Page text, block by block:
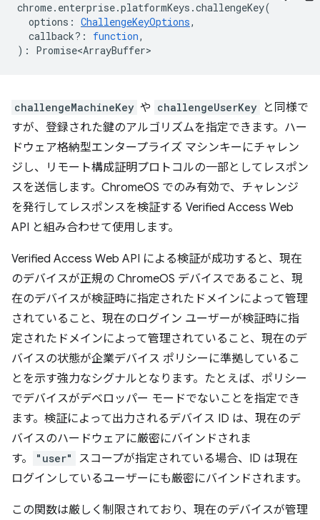
chrome. enterprise.platformKeys .challengeKey(
options : ChallengeKeyOptions,
callback? : function,
) : Promise<ArrayBuffer>
challengeMachineKey や challengeUserKey と同様で
すが、登録された鍵のアルゴリズムを指定できます。ハー
ドウェア格納型エンタープライズ マシンキーにチャレン
ジし、リモート構成証明プロトコルの一部としてレスポン
スを送信します。ChromeOS でのみ有効で、チャレンジ
を発行してレスポンスを検証する Verified Access Web
API と組み合わせて使用します。
Verified Access Web API による検証が成功すると、現在
のデバイスが正規の ChromeOS デバイスであること、現
在のデバイスが検証時に指定されたドメインによって管理
されていること、現在のログイン ユーザーが検証時に指
定されたドメインによって管理されていること、現在のデ
バイスの状態が企業デバイス ポリシーに準拠しているこ
とを示す強力なシグナルとなります。たとえば、ポリシー
でデバイスがデベロッパー モードでないことを指定でき
ます。検証によって出力されるデバイス ID は、現在のデ
バイスのハードウェアに厳密にバインドされま
す。
"user"
スコープが指定されている場合、ID は現在
ログインしているユーザーにも厳密にバインドされます。
この関数は厳しく制限されており、現在のデバイスが管理